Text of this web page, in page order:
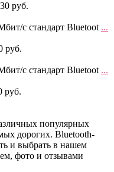
руб.
с стандарт Bluetoot ...
руб.
с стандарт Bluetoot ...
руб.
популярных
дорогих. Bluetooth-
и выбрать в нашем
фото и отзывами